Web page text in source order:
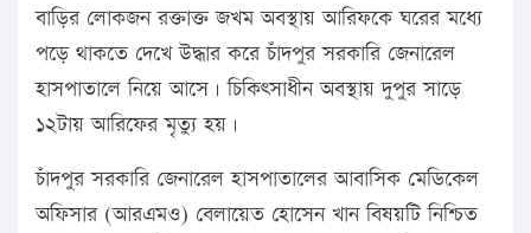
বাড়ির লোকজন রক্তাক্ত জখম অবস্থায় আরিফকে ঘরের মধ্যে
পড়ে থাকতে দেখে উদ্ধার করে চাঁদপুর সরকারি জেনারেল
হাসপাতালে নিয়ে আসে। চিকিৎসাধীন অবস্থায় দুপুর সাড়ে
১২টায় আরিফের মৃত্যু হয়।
চাঁদপুর সরকারি জেনারেল হাসপাতালের আবাসিক মেডিকেল
অফিসার (আরএমও) বেলায়েত হোসেন খান বিষয়টি নিশ্চিত